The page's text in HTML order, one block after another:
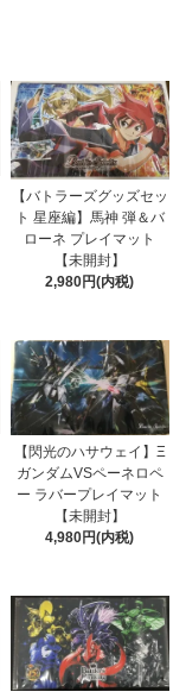
【バトラーズグッズセッ
ト 星座編】馬神 弾＆バ
ローネ プレイマット
【未開封】
2,980円(内税)
【閃光のハサウェイ】Ξ
ガンダムVSペーネロペ
ー ラバープレイマット
【未開封】
4,980円(内税)